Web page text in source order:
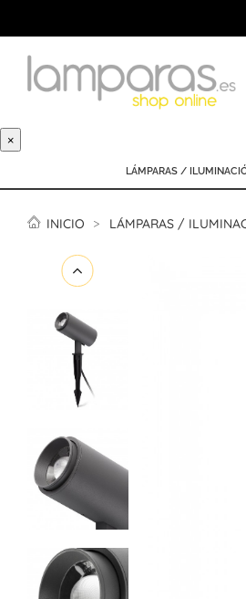
×
LÁMPARAS /
INICIO LÁMPARAS /